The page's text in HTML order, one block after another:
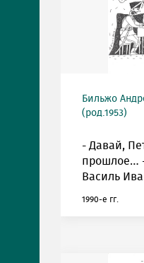
Бильжо
(род.1953)
- Давай,
прошлое…
Василь
1990-е гг.